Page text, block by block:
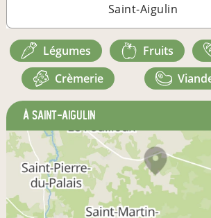
légumes fruits
crèmerie
à Saint-Aigulin